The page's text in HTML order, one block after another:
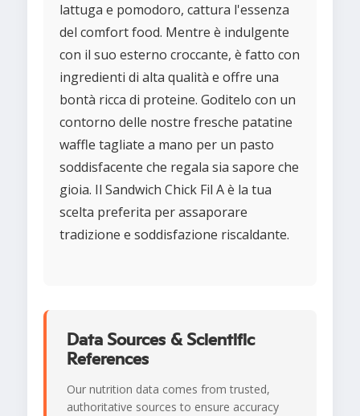
lattuga e pomodoro, cattura l'essenza
del comfort food. Mentre è indulgente
con il suo esterno croccante, è fatto con
ingredienti di alta qualità e offre una
bontà ricca di proteine. Goditelo con un
contorno delle nostre fresche patatine
waffle tagliate a mano per un pasto
soddisfacente che regala sia sapore che
gioia. Il Sandwich Chick Fil A è la tua
scelta preferita per assaporare
tradizione e soddisfazione riscaldante.
Data Sources & Scientific
References
Our nutrition data comes from trusted,
authoritative sources to ensure accuracy